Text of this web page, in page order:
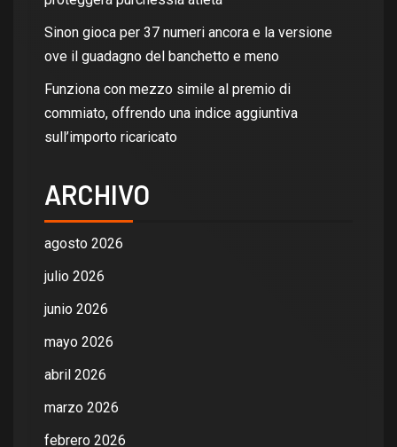
Sinon gioca per 37 numeri ancora e la versione
ove il guadagno del banchetto e meno
Funziona con mezzo simile al premio di
commiato, offrendo una indice aggiuntiva
sull’importo ricaricato
ARCHIVO
agosto 2026
julio 2026
junio 2026
mayo 2026
abril 2026
marzo 2026
febrero 2026